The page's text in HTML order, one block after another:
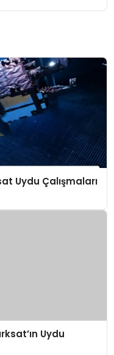
Uydu Çalışmaları
Uydu